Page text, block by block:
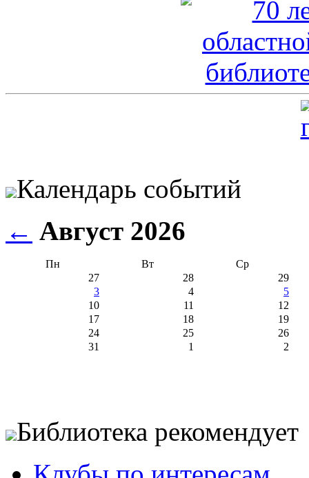
Календарь событий
← Август 2026
Пн Вт
Ср
27
28
29
3
4
5
10
11
12
17
18
19
24
25
26
31
1 2
Библиотека рекомендует